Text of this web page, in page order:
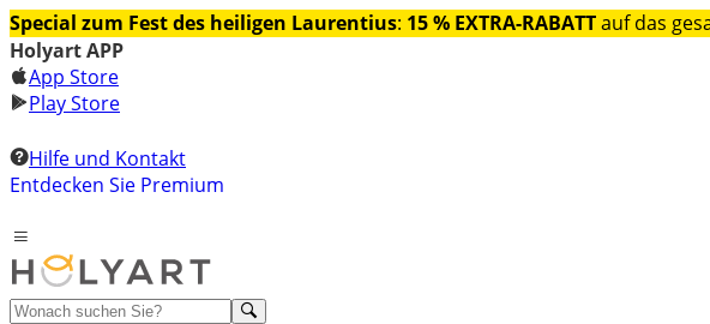
Special zum Fest des heiligen Laurentius: 15 % EXTRA-RABATTauf das
Holyart APP
App Store
Play Store
Hilfe und Kontakt
Entdecken Sie Premium